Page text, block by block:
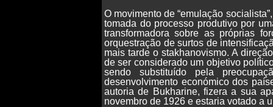
O movimento de “emulação
tomada do processo produtivo por
transformadora sobre as próprias
orquestração de surtos de
mais tarde o stakhanovismo. A
de ser considerado um objetivo
sendo substituído pela
desenvolvimento económico dos
autoria de Bukharine, fizera a sua
novembro de 1926 e estaria votado a